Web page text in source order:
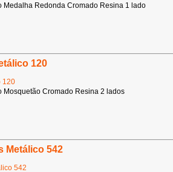
Redonda Cromado Resina 1 lado
120
Cromado Resina 2 lados
Metálico 542